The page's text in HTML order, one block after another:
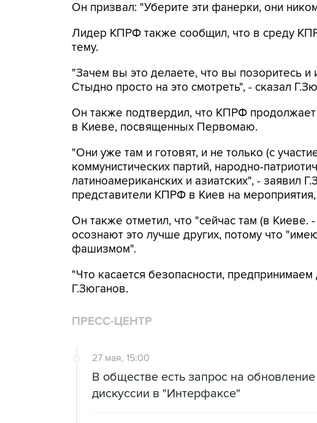
Он призвал: "Уберите эти фанерки, они
Лидер КПРФ также сообщил, что в среду
тему.
"Зачем вы это делаете, что вы позоритесь и
Стыдно просто на это смотреть", - сказал
Он также подтвердил, что КПРФ продолжает
в Киеве, посвященных Первомаю.
"Они уже там и готовят, и не только (с
коммунистических партий, народно-
латиноамериканских и азиатских", - заявил
представители КПРФ в Киев на
Он также отметил, что "сейчас там (в
осознают это лучше других, потому что
фашизмом".
"Что касается безопасности,
Г.Зюганов.
ПРЕСС-ЦЕНТР
27 мая, 15:00
В обществе есть запрос на
дискуссии в "Интерфаксе"